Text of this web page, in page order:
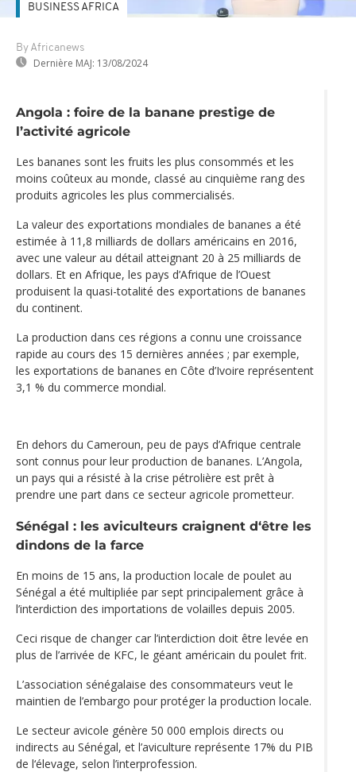
By Africanews
Dernière MAJ: 13/08/2024
BUSINESS AFRICA
Angola : foire de la banane prestige de
l’activité agricole
Les bananes sont les fruits les plus consommés et les
moins coûteux au monde, classé au cinquième rang des
produits agricoles les plus commercialisés.
La valeur des exportations mondiales de bananes a été
estimée à 11,8 milliards de dollars américains en 2016,
avec une valeur au détail atteignant 20 à 25 milliards de
dollars. Et en Afrique, les pays d’Afrique de l’Ouest
produisent la quasi-totalité des exportations de bananes
du continent.
La production dans ces régions a connu une croissance
rapide au cours des 15 dernières années ; par exemple,
les exportations de bananes en Côte d’Ivoire représentent
3,1 % du commerce mondial.
En dehors du Cameroun, peu de pays d’Afrique centrale
sont connus pour leur production de bananes. L’Angola,
un pays qui a résisté à la crise pétrolière est prêt à
prendre une part dans ce secteur agricole prometteur.
Sénégal : les aviculteurs craignent d‘être les
dindons de la farce
En moins de 15 ans, la production locale de poulet au
Sénégal a été multipliée par sept principalement grâce à
l’interdiction des importations de volailles depuis 2005.
Ceci risque de changer car l’interdiction doit être levée en
plus de l’arrivée de KFC, le géant américain du poulet frit.
L’association sénégalaise des consommateurs veut le
maintien de l’embargo pour protéger la production locale.
Le secteur avicole génère 50 000 emplois directs ou
indirects au Sénégal, et l’aviculture représente 17% du PIB
de l‘élevage, selon l’interprofession.